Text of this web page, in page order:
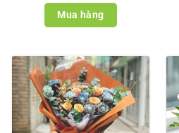
Mua hàng